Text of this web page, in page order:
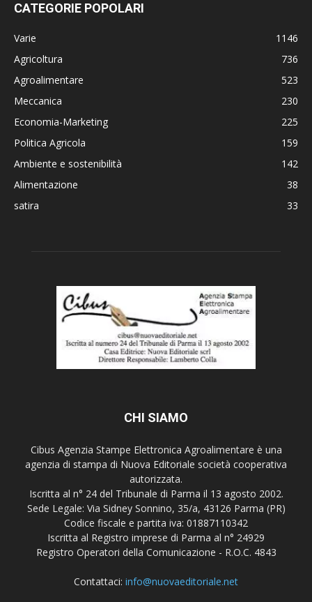
CATEGORIE POPOLARI
Varie
1146
Agricoltura
736
Agroalimentare
523
Meccanica
230
Economia-Marketing
225
Politica Agricola
159
Ambiente e sostenibilità
142
Alimentazione
38
satira
33
CHI SIAMO
Cibus Agenzia Stampe Elettronica Agroalimentare è una
agenzia di stampa di Nuova Editoriale società cooperativa
autorizzata.
Iscritta al n° 24 del Tribunale di Parma il 13 agosto 2002.
Sede Legale: Via Sidney Sonnino, 35/a, 43126 Parma (PR)
Codice fiscale e partita iva: 01887110342
Iscritta al Registro imprese di Parma al n° 24929
Registro Operatori della Comunicazione - R.O.C. 4843
Contattaci: info@nuovaeditoriale.net